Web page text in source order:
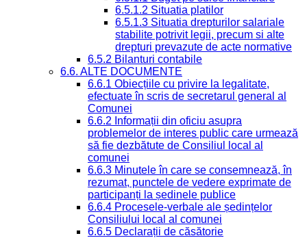
6.5.1.2 Situatia platilor
6.5.1.3 Situatia drepturilor salariale
stabilite potrivit legii, precum si alte
drepturi prevazute de acte normative
6.5.2 Bilanturi contabile
6.6. ALTE DOCUMENTE
6.6.1 Obiecțiile cu privire la legalitate,
efectuate în scris de secretarul general al
Comunei
6.6.2 Informații din oficiu asupra
problemelor de interes public care urmează
să fie dezbătute de Consiliul local al
comunei
6.6.3 Minutele în care se consemnează, în
rezumat, punctele de vedere exprimate de
participanți la ședinele publice
6.6.4 Procesele-verbale ale ședințelor
Consiliului local al comunei
6.6.5 Declarații de căsătorie